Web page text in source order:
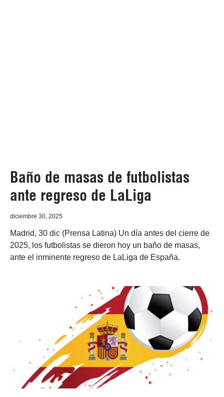
Baño de masas de futbolistas
ante regreso de LaLiga
diciembre 30, 2025
Madrid, 30 dic (Prensa Latina) Un día antes del cierre de
2025, los futbolistas se dieron hoy un baño de masas,
ante el inminente regreso de LaLiga de España.